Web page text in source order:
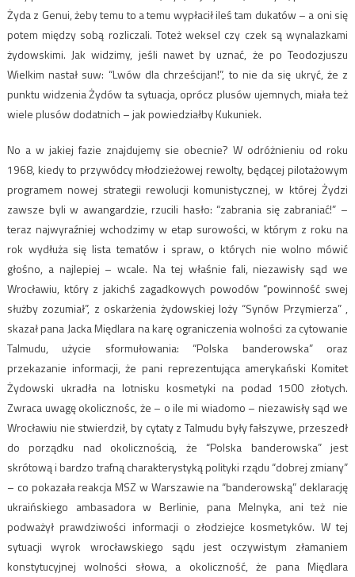
Żyda z Genui, żeby temu to a temu wypłacił ileś tam dukatów – a oni się
potem między sobą rozliczali. Toteż weksel czy czek są wynalazkami
żydowskimi. Jak widzimy, jeśli nawet by uznać, że po Teodozjuszu
Wielkim nastał suw: “Lwów dla chrześcijan!”, to nie da się ukryć, że z
punktu widzenia Żydów ta sytuacja, oprócz plusów ujemnych, miała też
wiele plusów dodatnich – jak powiedziałby Kukuniek.
No a w jakiej fazie znajdujemy sie obecnie? W odróżnieniu od roku
1968, kiedy to przywódcy młodzieżowej rewolty, będącej pilotażowym
programem nowej strategii rewolucji komunistycznej, w której Żydzi
zawsze byli w awangardzie, rzucili hasło: “zabrania się zabraniać!” –
teraz najwyraźniej wchodzimy w etap surowości, w którym z roku na
rok wydłuża się lista tematów i spraw, o których nie wolno mówić
głośno, a najlepiej – wcale. Na tej właśnie fali, niezawisły sąd we
Wrocławiu, który z jakichś zagadkowych powodów “powinność swej
służby zozumiał”, z oskarżenia żydowskiej loży “Synów Przymierza” ,
skazał pana Jacka Międlara na karę ograniczenia wolności za cytowanie
Talmudu, użycie sformułowania: “Polska banderowska” oraz
przekazanie informacji, że pani reprezentująca amerykański Komitet
Żydowski ukradła na lotnisku kosmetyki na podad 1500 złotych.
Zwraca uwagę okolicznośc, że – o ile mi wiadomo – niezawisły sąd we
Wrocławiu nie stwierdził, by cytaty z Talmudu były fałszywe, przeszedł
do porządku nad okolicznością, że “Polska banderowska” jest
skrótową i bardzo trafną charakterystyką polityki rządu “dobrej zmiany”
– co pokazała reakcja MSZ w Warszawie na “banderowską” deklarację
ukraińskiego ambasadora w Berlinie, pana Melnyka, ani też nie
podważył prawdziwości informacji o złodziejce kosmetyków. W tej
sytuacji wyrok wrocławskiego sądu jest oczywistym złamaniem
konstytucyjnej wolności słowa, a okoliczność, że pana Międlara